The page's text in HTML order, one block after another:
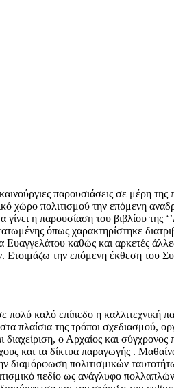
παρουσιάσεις σε μέρη της
χώρο πολιτισμού την επόμενη
η παρουσίαση του βιβλίου της
όπως χαρακτηρίστηκε
Ευαγγελάτου καθώς και αρκετές
Ετοιμάζω την επόμενη έκθεση του
καλό επίπεδο η καλλιτεχνική
πλαίσια της τρόποι σχεδιασμού,
ο Αρχαίος και σύγχρονος
και τα δίκτυα παραγωγής .
διαμόρφωση πολιτισμικών
πεδίο ως ανάγλυφο